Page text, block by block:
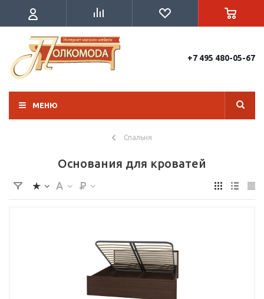
+7 495 480-05-67
МЕНЮ
Спальня
Основания для кроватей